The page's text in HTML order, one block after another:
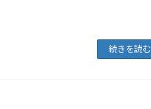
続きを読む